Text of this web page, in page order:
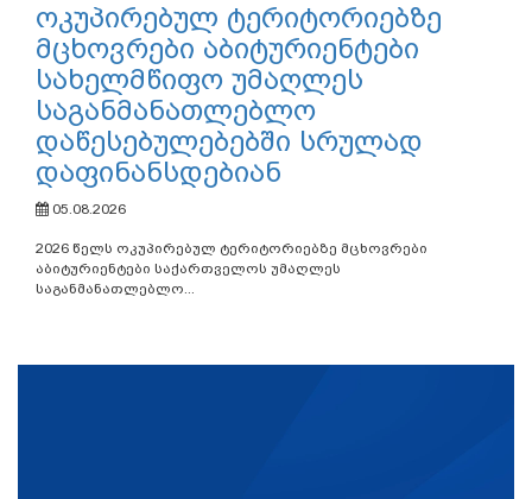
ოკუპირებულ ტერიტორიებზე
მცხოვრები აბიტურიენტები
სახელმწიფო უმაღლეს
საგანმანათლებლო
დაწესებულებებში სრულად
დაფინანსდებიან
05.08.2026
2026 წელს ოკუპირებულ ტერიტორიებზე მცხოვრები
აბიტურიენტები საქართველოს უმაღლეს
საგანმანათლებლო...